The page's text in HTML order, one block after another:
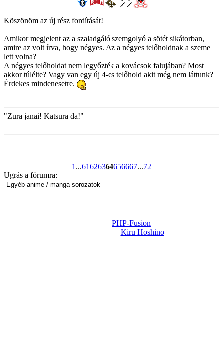
Köszönöm az új rész fordítását!
Amikor megjelent az a szaladgáló szemgolyó a sötét sikátorban,
amire az volt írva, hogy négyes. Az a négyes telőholdnak a szeme
lett volna?
A négyes telőholdat nem legyőzték a kovácsok falujában? Most
akkor túlélte? Vagy van egy új 4-es telőhold akit még nem láttunk?
Érdekes mindenesetre.
"Zura janai! Katsura da!"
1 ...61626364656667...72
Ugrás a fórumra:
PHP-Fusion
Kiru Hoshino